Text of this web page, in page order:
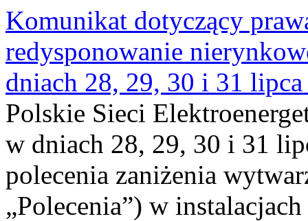
Komunikat dotyczący
redysponowanie
dniach 28, 29, 30 i 31
Polskie Sieci
w dniach 28, 29, 30 i 31
polecenia zaniżenia
„Polecenia”) w